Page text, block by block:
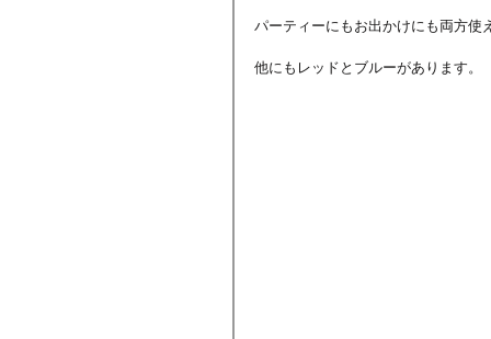
パーティーにもお出かけにも両方使
他にもレッドとブルーがあります。